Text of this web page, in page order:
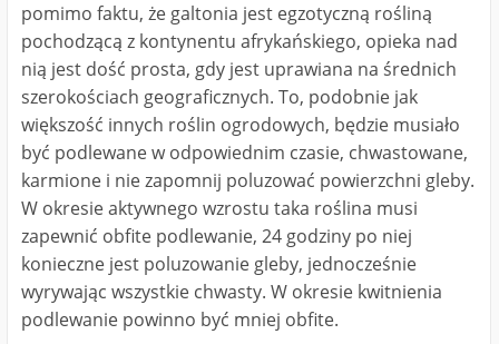
pomimo faktu, że galtonia jest egzotyczną rośliną
pochodzącą z kontynentu afrykańskiego, opieka nad
nią jest dość prosta, gdy jest uprawiana na średnich
szerokościach geograficznych. To, podobnie jak
większość innych roślin ogrodowych, będzie musiało
być podlewane w odpowiednim czasie, chwastowane,
karmione i nie zapomnij poluzować powierzchni gleby.
W okresie aktywnego wzrostu taka roślina musi
zapewnić obfite podlewanie, 24 godziny po niej
konieczne jest poluzowanie gleby, jednocześnie
wyrywając wszystkie chwasty. W okresie kwitnienia
podlewanie powinno być mniej obfite.